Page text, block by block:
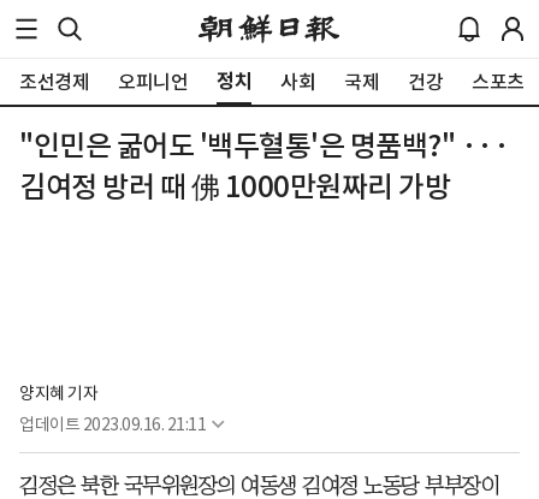
조선경제 오피니언 정치 사회 국제 건강 스포츠
"인민은 굶어도 '백두혈통'은 명품백?" ···
김여정 방러 때 佛 1000만원짜리 가방
양지혜 기자
업데이트 2023.09.16. 21:11
김정은 북한 국무위원장의 여동생 김여정 노동당 부부장이